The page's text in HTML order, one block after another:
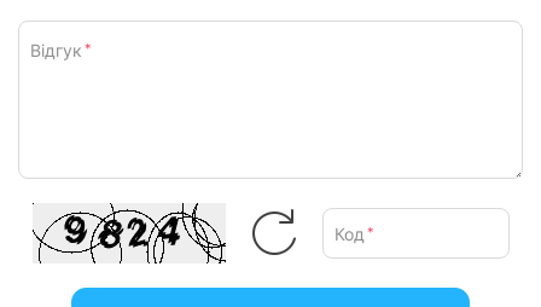
Відгук *
Код *